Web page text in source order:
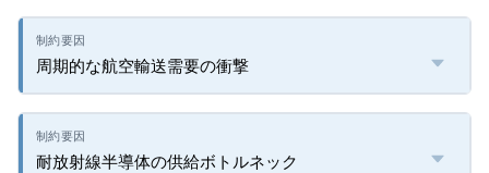
周期的な航空輸送需要の衝撃
耐放射線半導体の供給ボトルネック